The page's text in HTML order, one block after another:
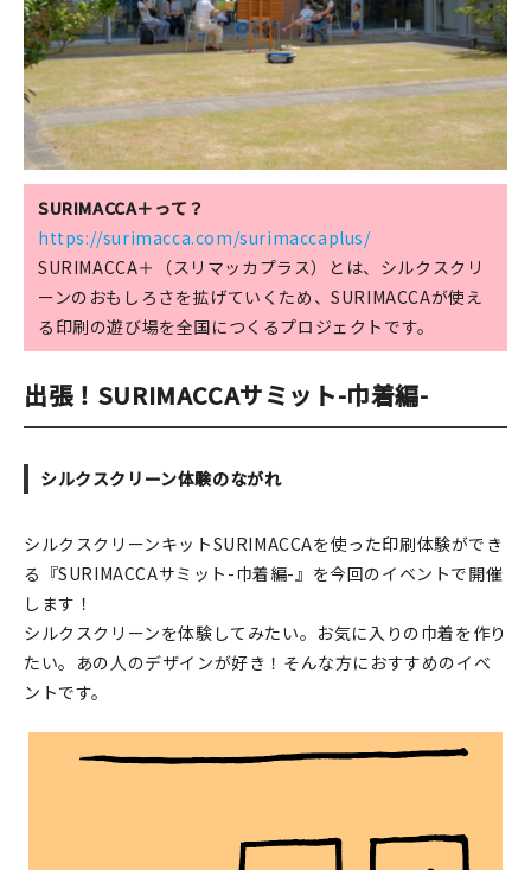
おしらせ
マイアカウント
カートを見る
お買い物ガイド
よくある質問
SURIMACCA＋って？
https://surimacca.com/surimaccaplus/
SURIMACCA＋（スリマッカプラス）とは、シルクスクリ
ーンのおもしろさを拡げていくため、SURIMACCAが使え
る印刷の遊び場を全国につくるプロジェクトです。
出張！SURIMACCAサミット-巾着編-
シルクスクリーン体験のながれ
シルクスクリーンキットSURIMACCAを使った印刷体験ができ
る『SURIMACCAサミット-巾着編-』を今回のイベントで開催
します！
シルクスクリーンを体験してみたい。お気に入りの巾着を作り
たい。あの人のデザインが好き！そんな方におすすめのイベ
ントです。